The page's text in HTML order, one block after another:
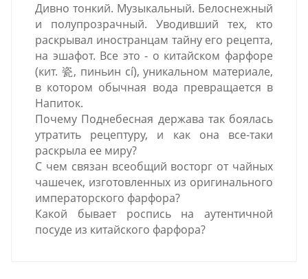
Дивно тонкий. Музыкальный. Белоснежный
и полупрозрачный. Уводивший тех, кто
раскрывал иностранцам тайну его рецепта,
на эшафот. Все это - о китайском фарфоре
(кит. 瓷, пиньин cí), уникальном материале,
в котором обычная вода превращается в
Напиток.
Почему Поднебесная держава так боялась
утратить рецептуру, и как она все-таки
раскрыла ее миру?
С чем связан всеобщий восторг от чайных
чашечек, изготовленных из оригинального
императорского фарфора?
Какой бывает роспись на аутентичной
посуде из китайского фарфора?